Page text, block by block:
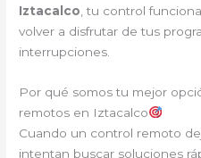
Iztacalco, tu control
volver a disfrutar de tus
interrupciones.
Por qué somos tu mejor
remotos en Iztacalco
Cuando un control remoto
intentan buscar soluciones